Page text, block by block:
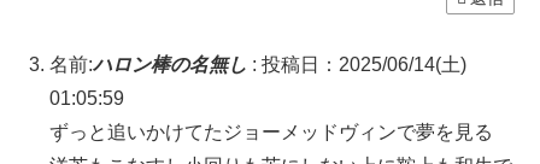
名前:ハロン棒の名無し : 投稿日：2025/06/14(土)
01:05:59
ずっと追いかけてたジョーメッドヴィンで夢を見る